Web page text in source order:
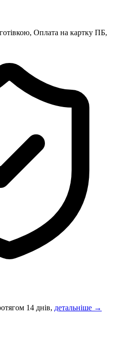
Оплата на картку ПБ,
14 днів, детальніше →